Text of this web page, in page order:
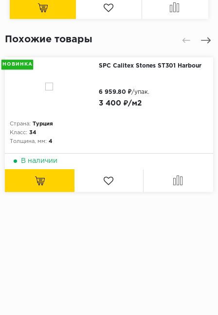
Похожие товары
НОВИНКА SPC Calitex Stones ST301 Harbour
Страна: Турция
Класс: 34
Толщина, мм: 4
3 400 ₽/м2
6 959.80 ₽/упак.
В наличии